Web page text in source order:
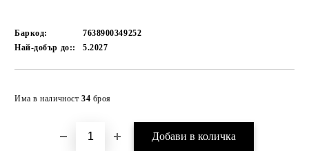
Баркод:
7638900349252
Най-добър до::
5.2027
Има в наличност 34 броя